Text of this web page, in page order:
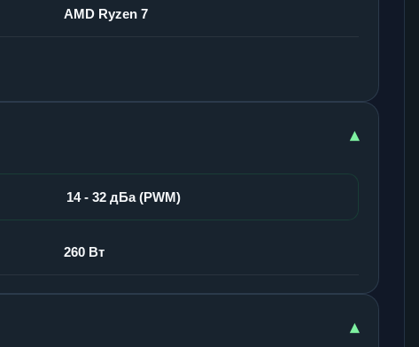
AMD Ryzen 7
▾
14 - 32 дБа (PWM)
260 Вт
▾